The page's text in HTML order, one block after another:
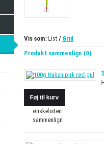
Vis som: List / Grid
Produkt sammenlign (0)
ønskelisten
sammenlign